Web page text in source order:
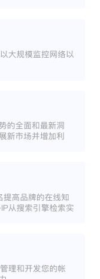
大规模监控网络以
的全面和最新洞
新市场并增加利
提高品牌的在线知
从搜索引擎检索实
理和开发您的帐